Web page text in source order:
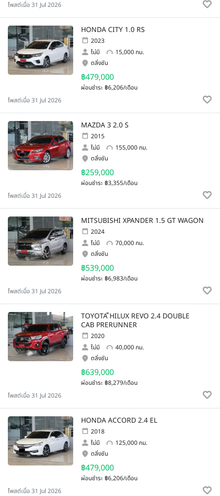
โพสต์เมื่อ 31 Jul 2026
HONDA CITY 1.0 RS
2023
ไม่มี
15,000 กม.
฿479,000
ผ่อนชำระ ฿6,206/เดือน
ตลิ่งชัน
โพสต์เมื่อ 31 Jul 2026
MAZDA 3 2.0 S
2015
ไม่มี
155,000 กม.
฿259,000
ผ่อนชำระ ฿3,355/เดือน
ตลิ่งชัน
โพสต์เมื่อ 31 Jul 2026
MITSUBISHI XPANDER 1.5 GT WAGON
2024
ไม่มี
70,000 กม.
฿539,000
ผ่อนชำระ ฿6,983/เดือน
ตลิ่งชัน
โพสต์เมื่อ 31 Jul 2026
TOYOTA ็HILUX REVO 2.4 DOUBLE
CAB PRERUNNER
2020
ไม่มี
40,000 กม.
฿639,000
ผ่อนชำระ ฿8,279/เดือน
ตลิ่งชัน
โพสต์เมื่อ 31 Jul 2026
HONDA ACCORD 2.4 EL
2018
ไม่มี
125,000 กม.
฿479,000
ผ่อนชำระ ฿6,206/เดือน
ตลิ่งชัน
โพสต์เมื่อ 31 Jul 2026